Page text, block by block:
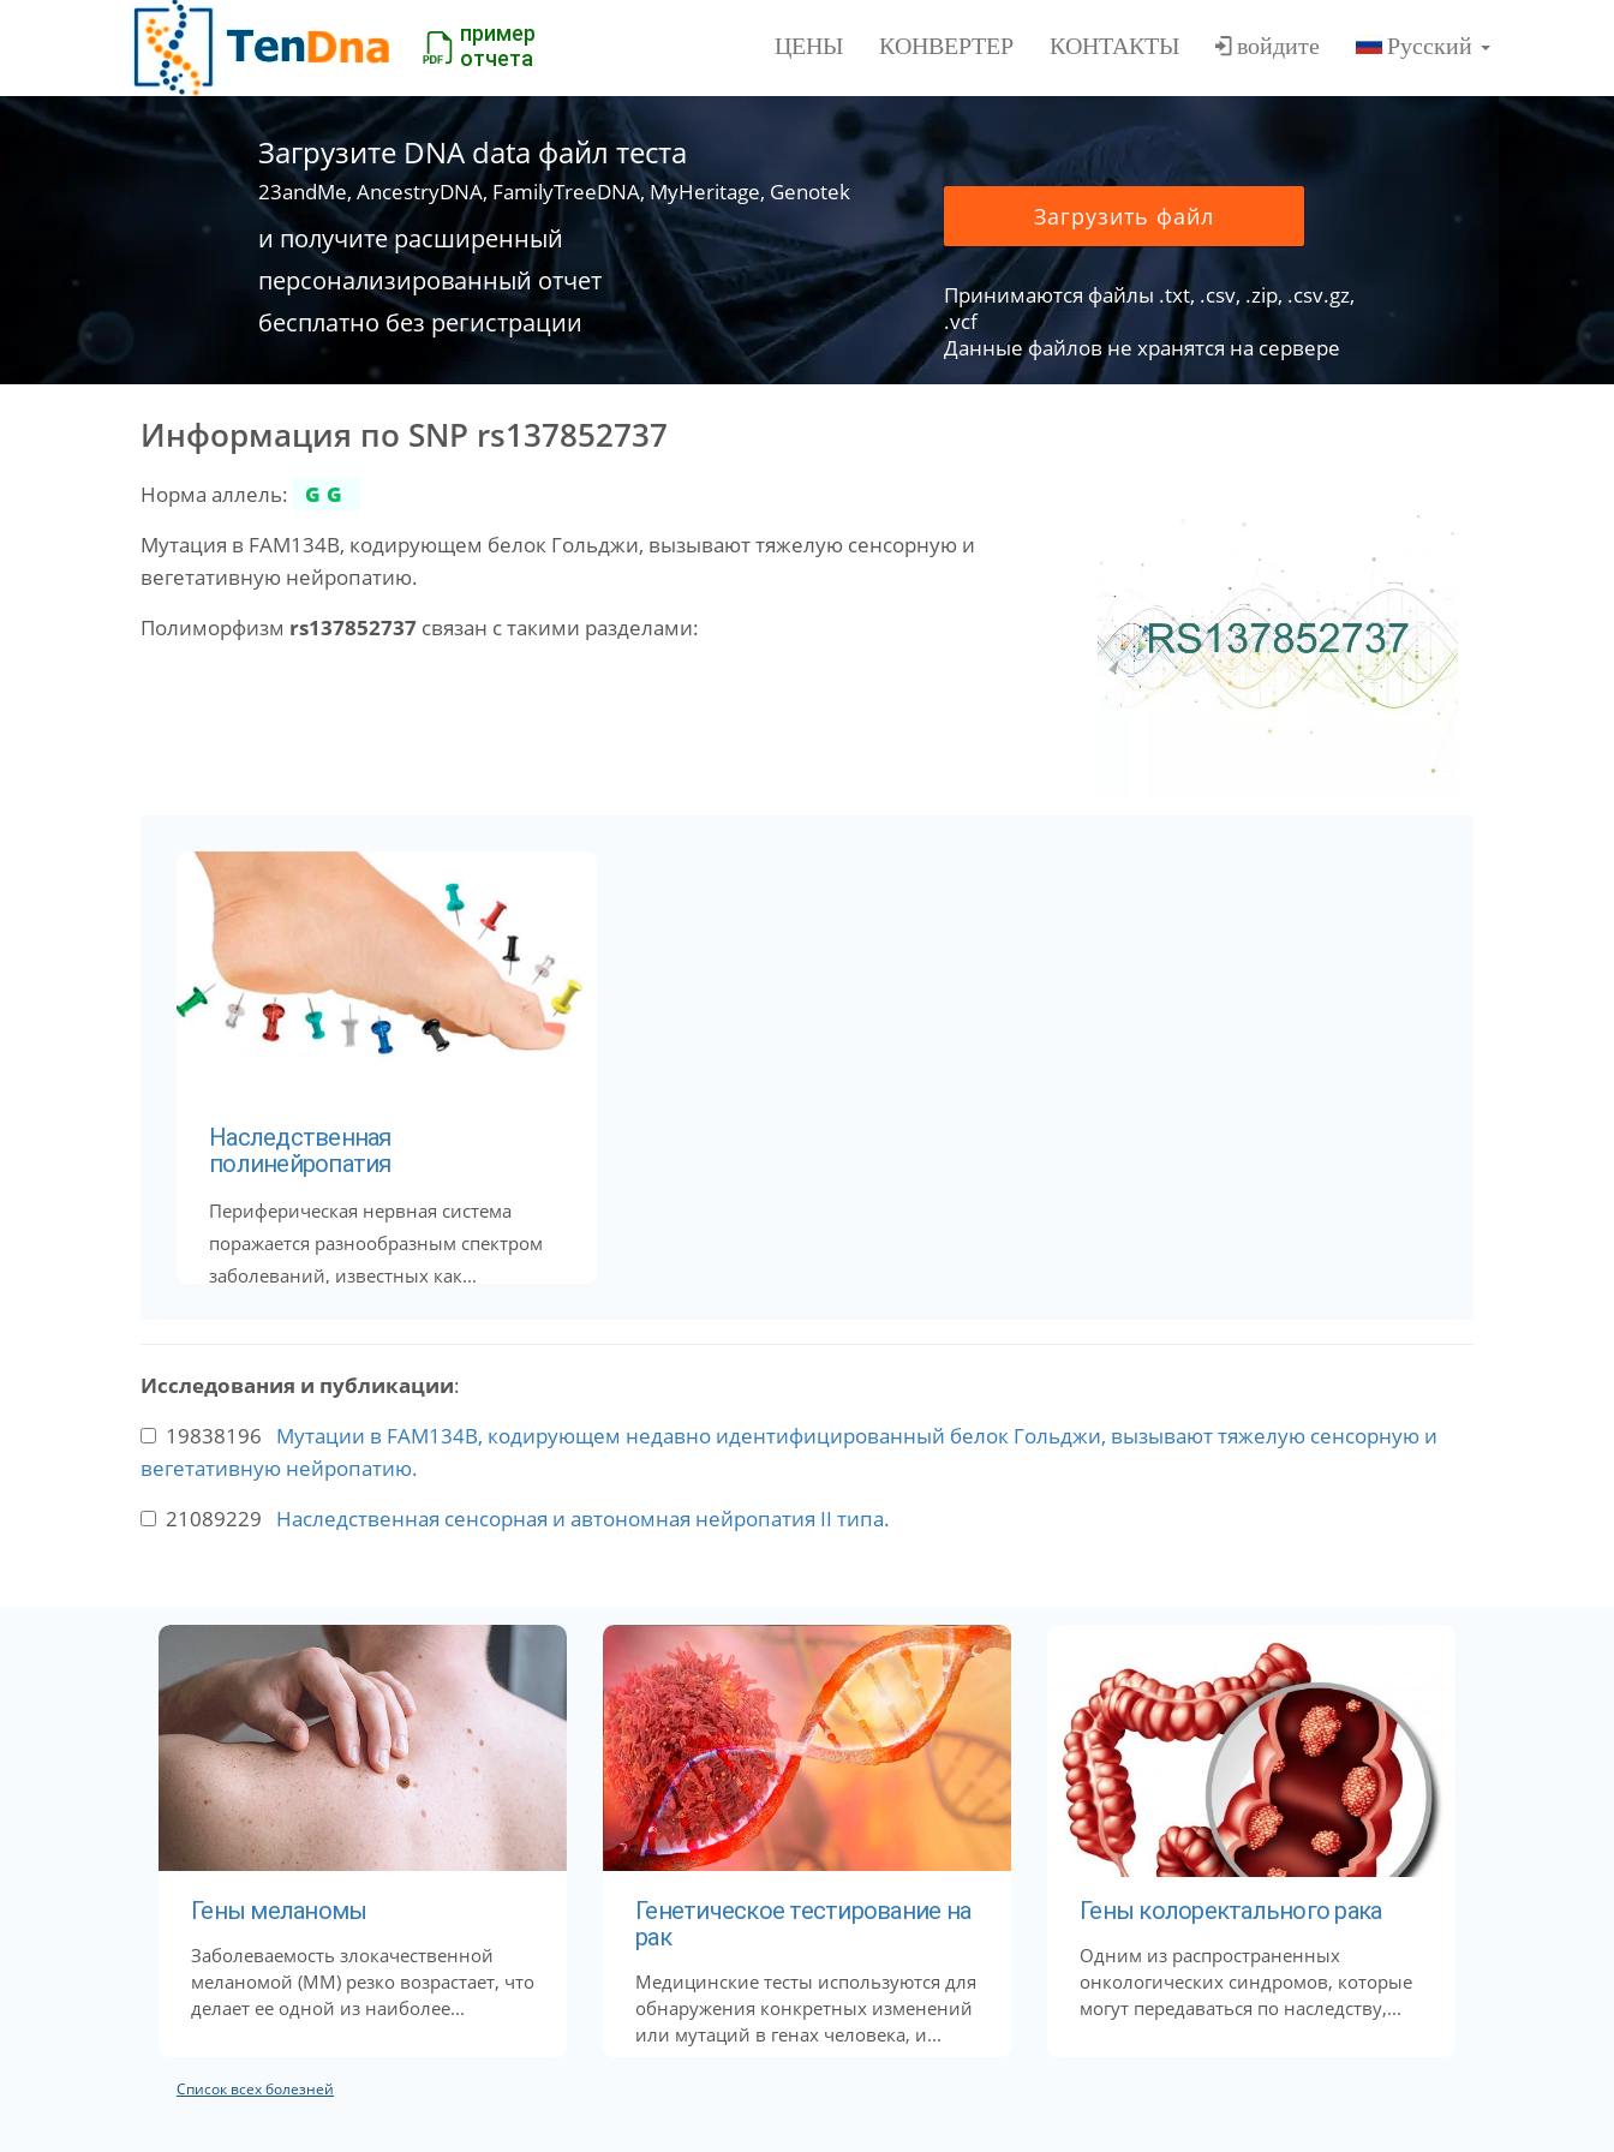
пример
отчета
ЦЕНЫ КОНВЕРТЕР КОНТАКТЫ войдите
Загрузите DNA data файл теста
23andMe, AncestryDNA, FamilyTreeDNA, MyHeritage, Genotek
и получите расширенный
персонализированный отчет
бесплатно без регистрации
Загрузить файл
Принимаются файлы .txt, .csv, .zip, .csv.gz,
.vcf
Данные файлов не хранятся на сервере
Информация по SNP rs137852737
Норма аллель:
GG
Мутация в FAM134B, кодирующем белок Гольджи, вызывают тяжелую сенсорную и
вегетативную нейропатию.
Полиморфизм rs137852737 связан с такими разделами:
Наследственная
полинейропатия
Периферическая нервная система
поражается разнообразным спектром
заболеваний, известных как...
Исследования и публикации:
19838196 Мутации в FAM134B, кодирующем недавно идентифицированный белок Гольджи, вызывают тяжелую сенсорную и
вегетативную нейропатию.
21089229 Наследственная сенсорная и автономная нейропатия II типа.
Гены меланомы
Заболеваемость злокачественной
меланомой (ММ) резко возрастает, что
делает ее одной из наиболее...
Генетическое тестирование на
рак
Медицинские тесты используются для
обнаружения конкретных изменений
или мутаций в генах человека, и...
Гены колоректального рака
Одним из распространенных
онкологических синдромов, которые
могут передаваться по наследству,...
Список всех болезней